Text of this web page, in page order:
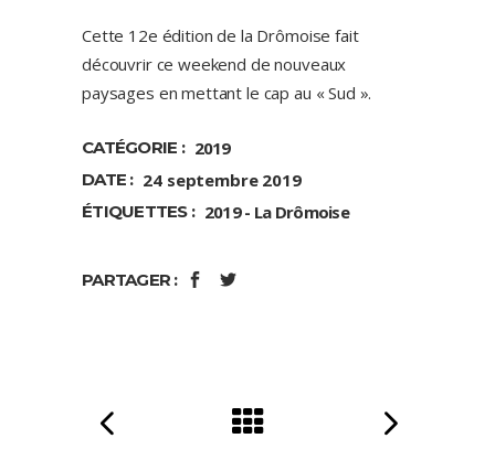
Cette 12e édition de la Drômoise fait
découvrir ce weekend de nouveaux
paysages en mettant le cap au « Sud ».
CATÉGORIE : 2019
DATE : 24 septembre 2019
ÉTIQUETTES : 2019 La Drômoise
PARTAGER :